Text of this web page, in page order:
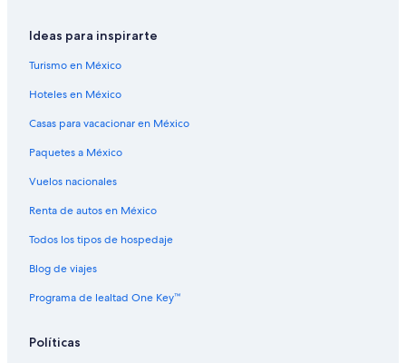
Ideas para inspirarte
Turismo en México
Hoteles en México
Casas para vacacionar en México
Paquetes a México
Vuelos nacionales
Renta de autos en México
Todos los tipos de hospedaje
Blog de viajes
Programa de lealtad One Key™
Políticas